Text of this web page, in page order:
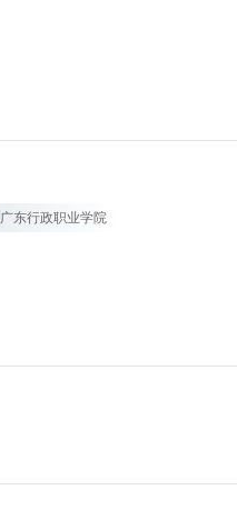
广东行政职业学院